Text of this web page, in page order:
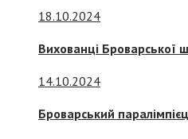
18.10.2024
Вихованці Броварської
14.10.2024
Броварський